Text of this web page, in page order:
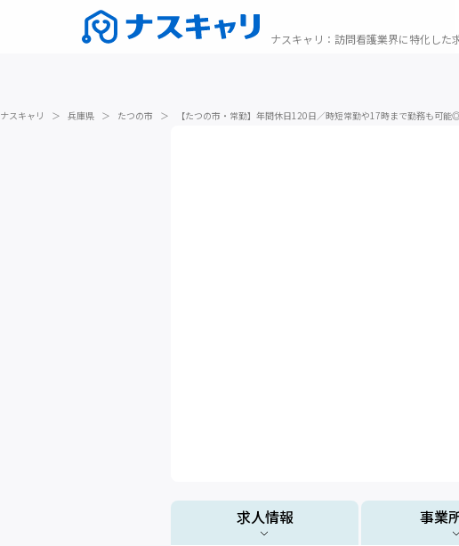
ナスキャリ ： 訪問看護業界に特化した
ナスキャリ ＞ 兵庫県 ＞ たつの市 ＞ 【たつの市・常勤】年間休日120日／時短常勤や17時まで勤務も可
求人情報 事業